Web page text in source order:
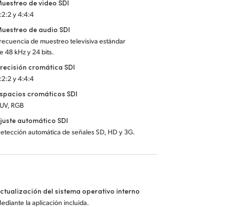
de video SDI
y 4:4:4
de audio SDI
de muestreo televisiva estándar
48 kHz y 24 bits.
cromática SDI
y 4:4:4
cromáticos SDI
RGB
automático SDI
automática de señales SD, HD y 3G.
del sistema operativo interno
la aplicación incluida.